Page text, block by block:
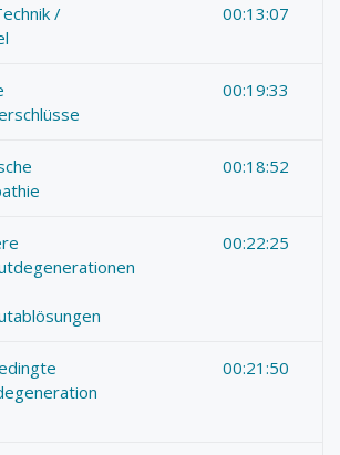
/
00:13:07
00:19:33
00:18:52
00:22:25
00:21:50